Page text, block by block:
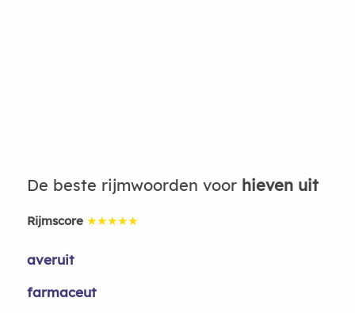
De beste rijmwoorden voor hieven uit
Rijmscore ★★★★★
averuit
farmaceut